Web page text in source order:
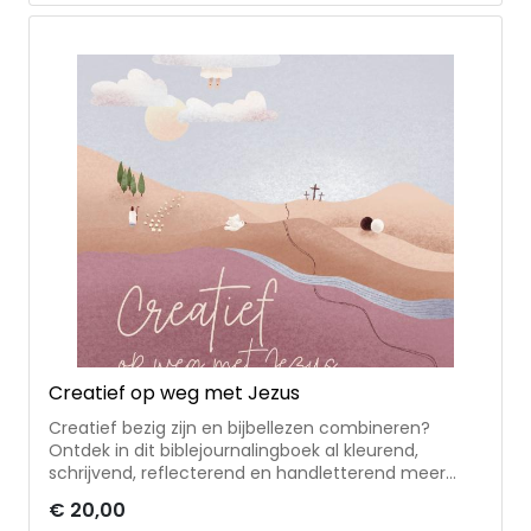
Creatief op weg met Jezus
Creatief bezig zijn en bijbellezen combineren?
Ontdek in dit biblejournalingboek al kleurend,
schrijvend, reflecterend en handletterend meer
Hem. Groei in geloof door middel van inspirerende
€ 20,00